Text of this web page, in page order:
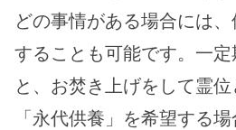
どの事情がある場合には
することも可能です。一
と、お焚き上げをして霊
「永代供養」を希望する